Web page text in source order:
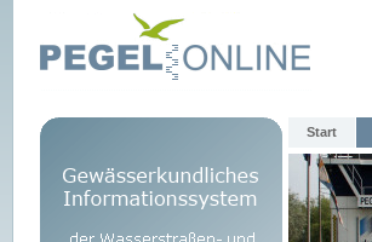
Start